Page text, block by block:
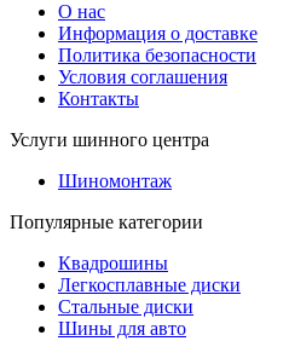
О нас
Информация о доставке
Политика безопасности
Условия соглашения
Контакты
Услуги шинного центра
Шиномонтаж
Популярные категории
Квадрошины
Легкосплавные диски
Стальные диски
Шины для авто